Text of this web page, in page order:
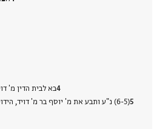
בא לבית הדין מ'
(6-5) נ"ע ותבע את מ' יוסף בר מ' דויד,